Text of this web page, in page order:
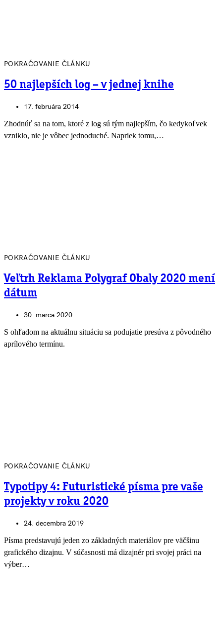
POKRAČOVANIE ČLÁNKU
50 najlepších log – v jednej knihe
17. februára 2014
Zhodnúť sa na tom, ktoré z log sú tým najlepším, čo kedykoľvek
vzniklo, nie je vôbec jednoduché. Napriek tomu,…
POKRAČOVANIE ČLÁNKU
Veľtrh Reklama Polygraf Obaly 2020 mení
dátum
30. marca 2020
S ohľadom na aktuálnu situáciu sa podujatie presúva z pôvodného
aprílového termínu.
POKRAČOVANIE ČLÁNKU
Typotipy 4: Futuristické písma pre vaše
projekty v roku 2020
24. decembra 2019
Písma predstavujú jeden zo základných materiálov pre väčšinu
grafického dizajnu. V súčasnosti má dizajnér pri svojej práci na
výber…